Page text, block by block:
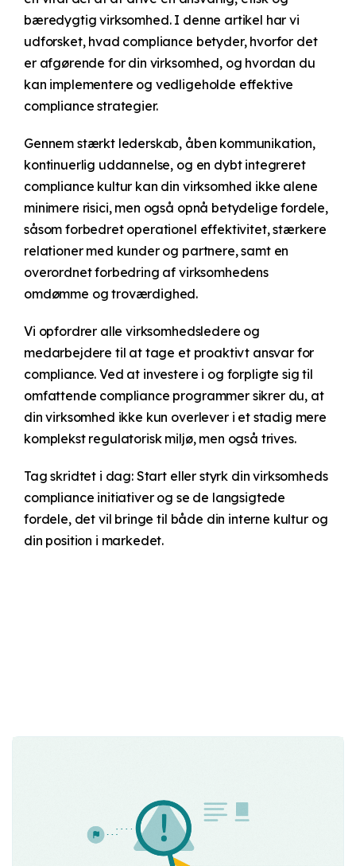
bæredygtig virksomhed. I denne artikel har vi
udforsket, hvad compliance betyder, hvorfor det
er afgørende for din virksomhed, og hvordan du
kan implementere og vedligeholde effektive
compliance strategier.
Gennem stærkt lederskab, åben kommunikation,
kontinuerlig uddannelse, og en dybt integreret
compliance kultur kan din virksomhed ikke alene
minimere risici, men også opnå betydelige fordele,
såsom forbedret operationel effektivitet, stærkere
relationer med kunder og partnere, samt en
overordnet forbedring af virksomhedens
omdømme og troværdighed.
Vi opfordrer alle virksomhedsledere og
medarbejdere til at tage et proaktivt ansvar for
compliance. Ved at investere i og forpligte sig til
omfattende compliance programmer sikrer du, at
din virksomhed ikke kun overlever i et stadig mere
komplekst regulatorisk miljø, men også trives.
Tag skridtet i dag: Start eller styrk din virksomheds
compliance initiativer og se de langsigtede
fordele, det vil bringe til både din interne kultur og
din position i markedet.